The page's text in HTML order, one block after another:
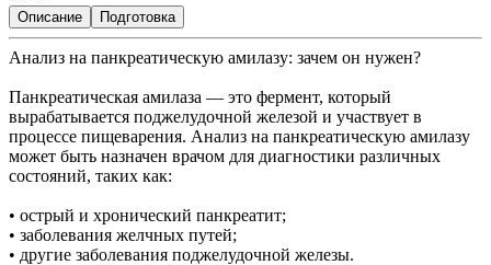
Описание Подготовка
Анализ на панкреатическую амилазу: зачем он нужен?
Панкреатическая амилаза — это фермент, который
вырабатывается поджелудочной железой и участвует в
процессе пищеварения. Анализ на панкреатическую амилазу
может быть назначен врачом для диагностики различных
состояний, таких как:
• острый и хронический панкреатит;
• заболевания желчных путей;
• другие заболевания поджелудочной железы.